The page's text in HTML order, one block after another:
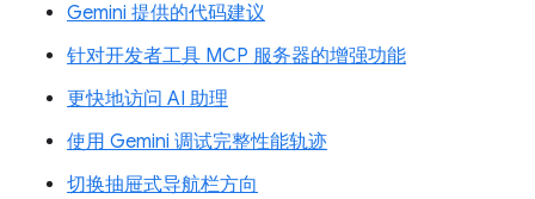
Gemini 提供的代码建议
针对开发者工具 MCP 服务器的增强功能
更快地访问 AI 助理
使用 Gemini 调试完整性能轨迹
切换抽屉式导航栏方向